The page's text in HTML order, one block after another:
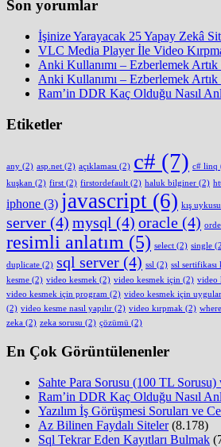
Son yorumlar
İşinize Yarayacak 25 Yapay Zekâ
VLC Media Player İle Video
Anki Kullanımı – Ezberlemek
Anki Kullanımı – Ezberlemek
Ram’in DDR Kaç Olduğu Nasıl
Etiketler
any (2) asp.net (2) açıklaması (2) c# (7) c# linq
kuşkan (2) first (2) firstordefault (2) haluk bilginer (2)
iphone (3) javascript (6) kış uykusu
server (4) mysql (4) oracle (4)
resimli anlatım (5) select (2) single
duplicate (2) sql server (4) ssl (2) ssl
kesme (2) video kesmek (2) video kesmek için (2) video
video kesmek için program (2) video kesmek için
(2) video kesme nasıl yapılır (2) video kırpmak (2) where
zeka (2) zeka sorusu (2) çözümü (2)
En Çok Görüntülenenler
Sahte Para Sorusu (100 TL Sorusu)
Ram’in DDR Kaç Olduğu Nasıl
Yazılım İş Görüşmesi Soruları ve
Az Bilinen Faydalı Siteler (8.178)
Sql Tekrar Eden Kayıtları Bulmak